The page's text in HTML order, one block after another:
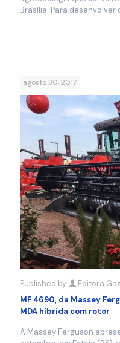
Brasília. Para
agosto 30, 2017
Published by
Editora
MF 4690, da Massey
MDA híbrida com rotor
A Massey Ferguson